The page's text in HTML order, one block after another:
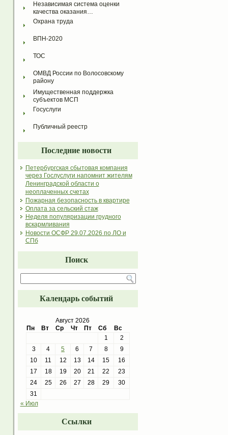
Независимая система оценки
качества оказания…
Охрана труда
ВПН-2020
ТОС
ОМВД России по Волосовскому
району
Имущественная поддержка
субъектов МСП
Госуслуги
Публичный реестр
Последние новости
Петербургская сбытовая компания
через Гослуслуги напомнит жителям
Ленинградской области о
неоплаченных счетах
Пожарная безопасность в квартире
Оплата за сельский стаж
Неделя популяризации грудного
вскармливания
Новости ОСФР 29.07.2026 по ЛО и
СПб
Поиск
Календарь событий
Август 2026
Пн
Вт Ср Чт Пт Сб
Вс
1
2
3
4 5 6 7 8
9
10
11 12 13 14 15
16
17
18 19 20 21 22
23
24
25 26 27 28 29
30
31
« Июл
Ссылки